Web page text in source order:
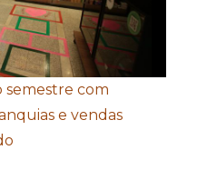
com
e vendas